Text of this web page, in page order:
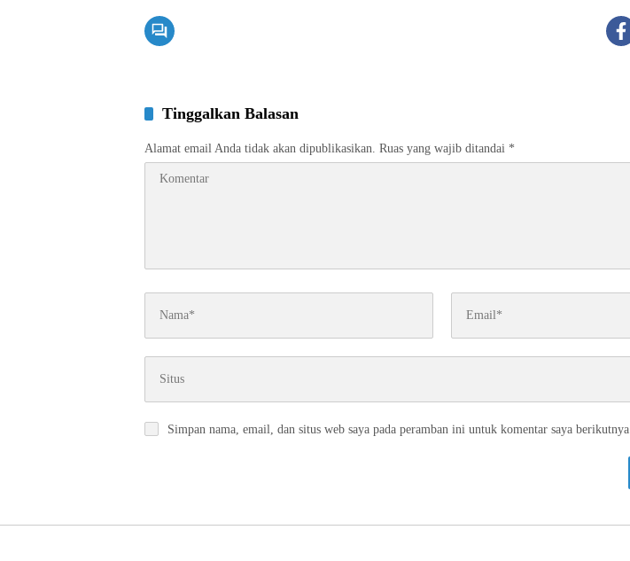
Tinggalkan Balasan
Alamat email Anda tidak akan dipublikasikan. Ruas yang wajib ditandai *
Simpan nama, email, dan situs web saya pada peramban ini untuk komentar saya berikutnya.